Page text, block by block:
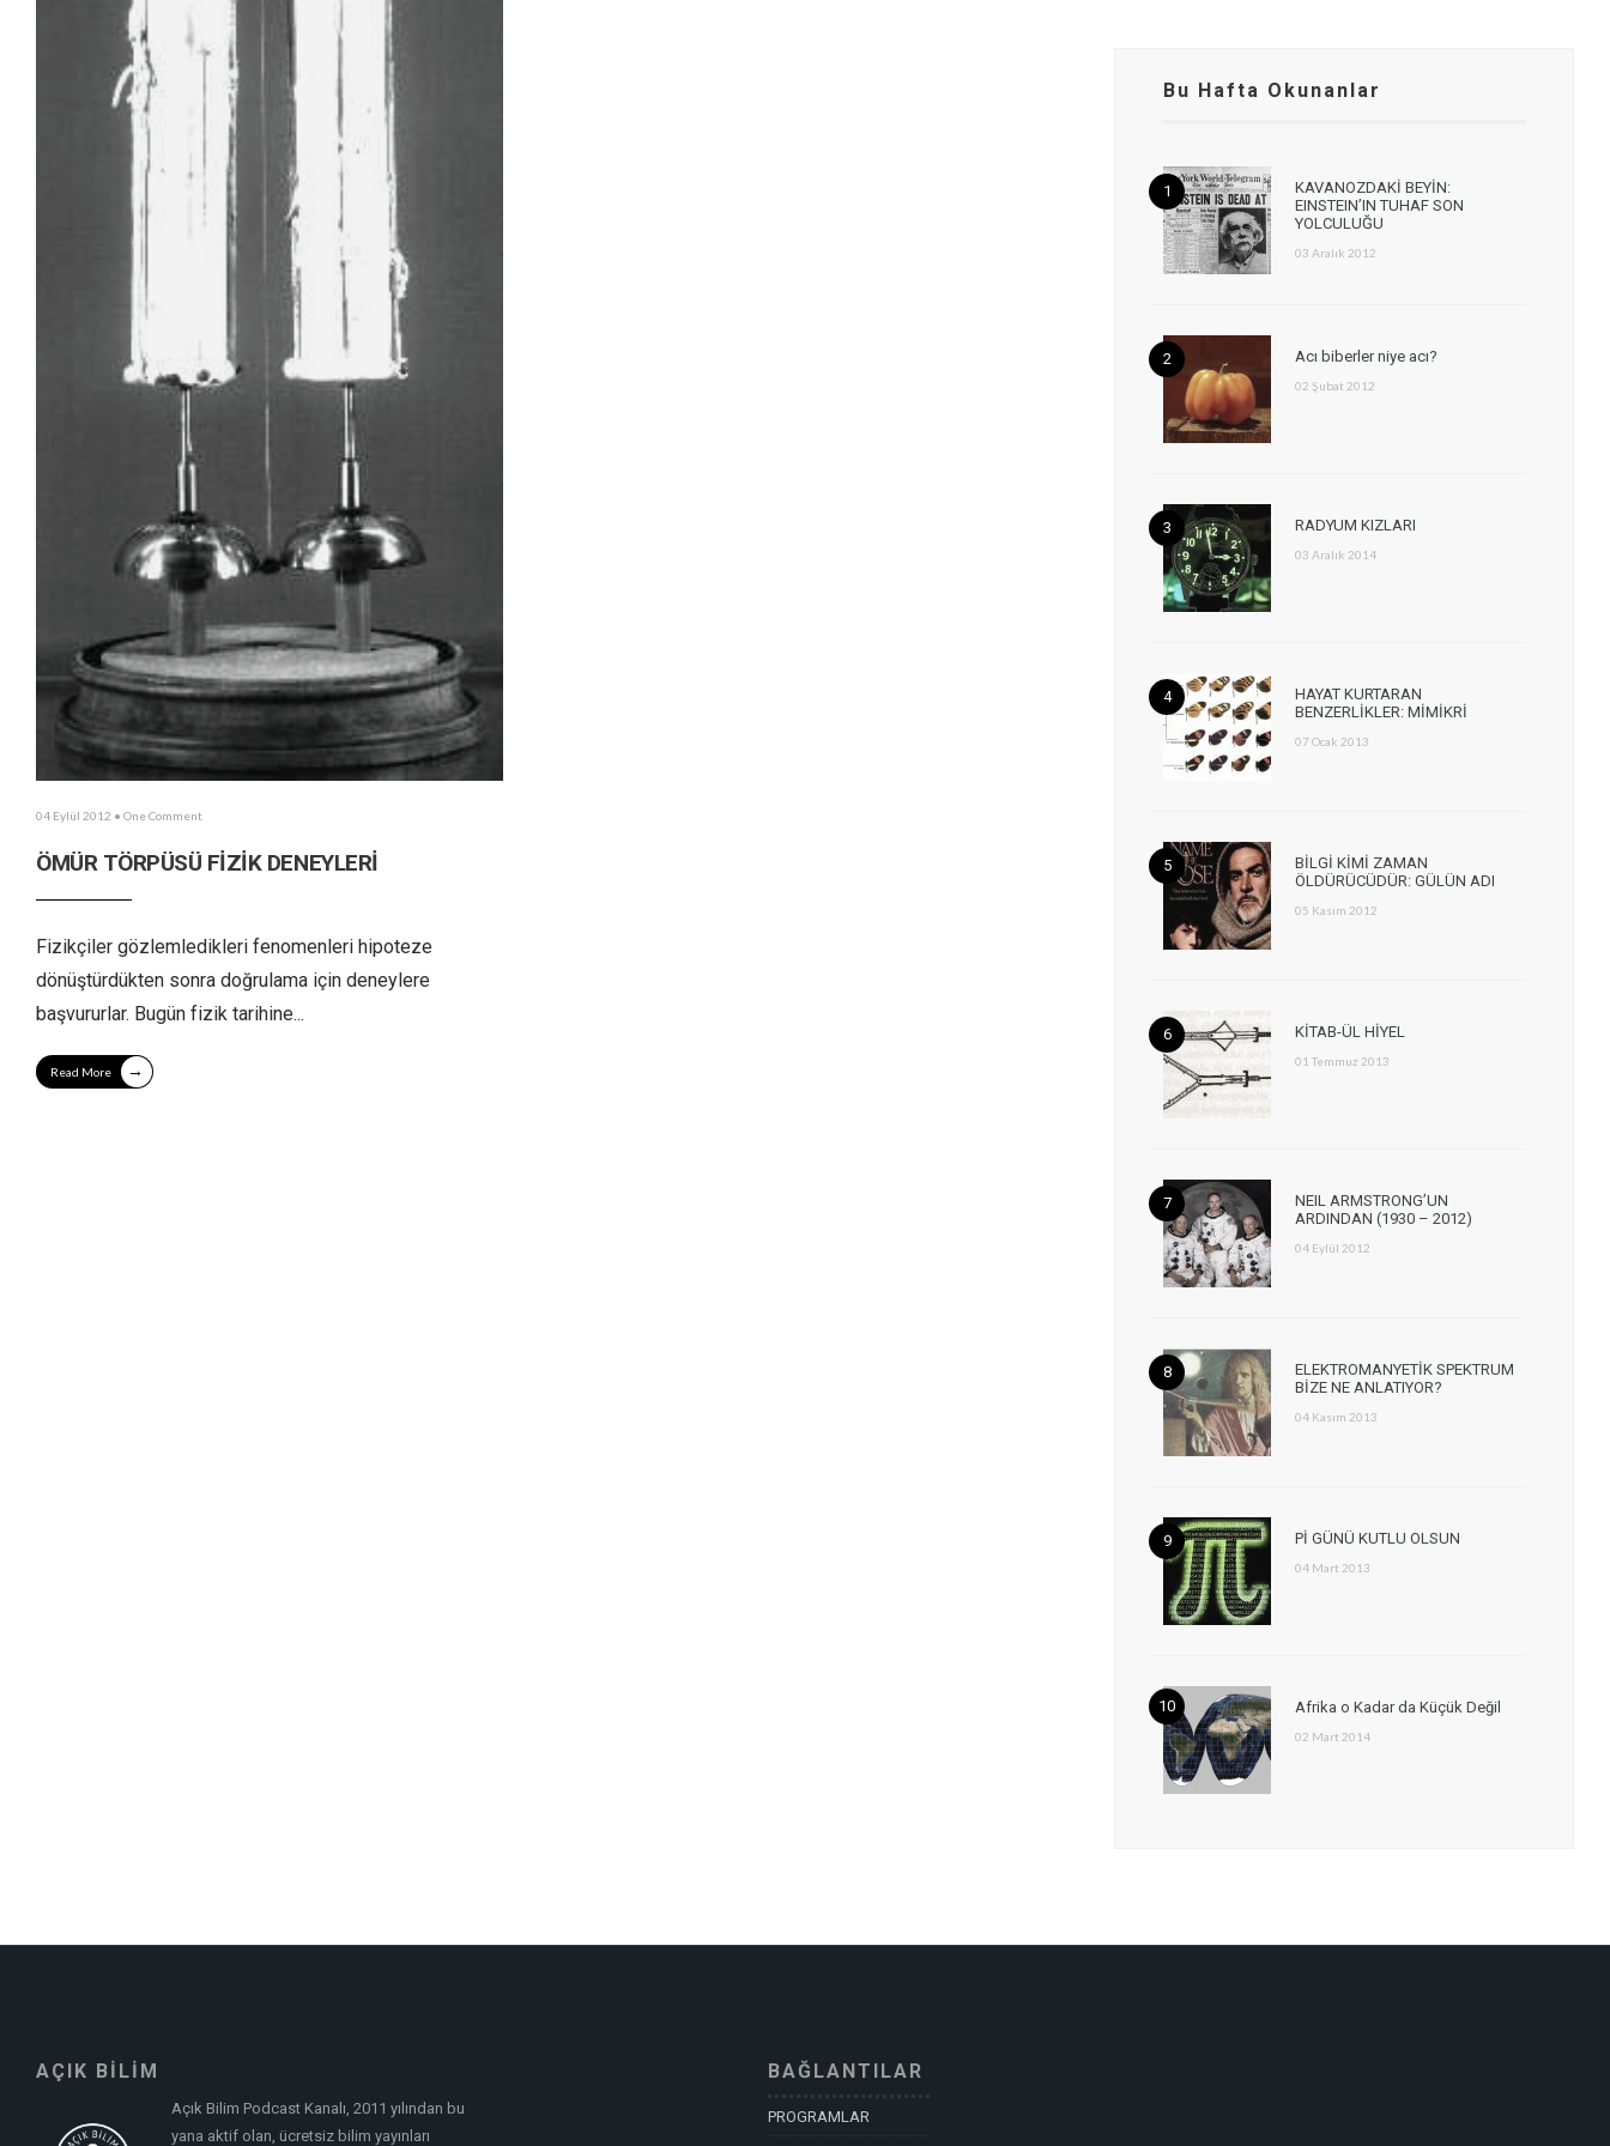
04 Eylül 2012 • One Comment
ÖMÜR TÖRPÜSÜ FİZİK DENEYLERİ
Fizikçiler gözlemledikleri fenomenleri hipoteze
dönüştürdükten sonra doğrulama için deneylere
başvururlar. Bugün fizik tarihine...
Read More →
Bu Hafta Okunanlar
KAVANOZDAKİ BEYİN:
EINSTEIN’IN TUHAF SON
YOLCULUĞU
03 Aralık 2012
Acı biberler niye acı?
02 Şubat 2012
RADYUM KIZLARI
03 Aralık 2014
HAYAT KURTARAN
BENZERLİKLER: MİMİKRİ
07 Ocak 2013
BİLGİ KİMİ ZAMAN
ÖLDÜRÜCÜDÜR: GÜLÜN ADI
05 Kasım 2012
KİTAB-ÜL HİYEL
01 Temmuz 2013
NEIL ARMSTRONG’UN
ARDINDAN (1930 – 2012)
04 Eylül 2012
ELEKTROMANYETİK SPEKTRUM
BİZE NE ANLATIYOR?
04 Kasım 2013
Pİ GÜNÜ KUTLU OLSUN
04 Mart 2013
Afrika o Kadar da Küçük Değil
02 Mart 2014
AÇIK BİLİM
Açık Bilim Podcast Kanalı, 2011 yılından bu
yana aktif olan, ücretsiz bilim yayınları
BAĞLANTILAR
PROGRAMLAR